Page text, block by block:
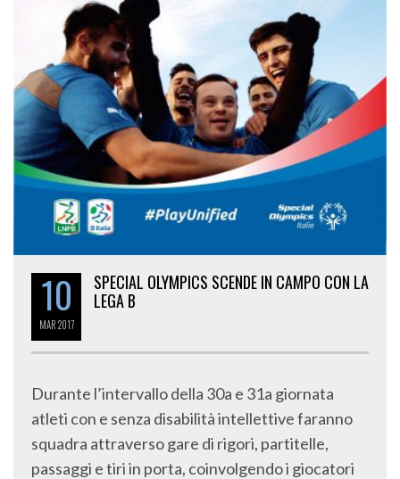
10
MAR2017
SPECIAL OLYMPICS SCENDE IN CAMPO CON LA
LEGA B
Durante l’intervallo della 30a e 31a giornata
atleti con e senza disabilità intellettive faranno
squadra attraverso gare di rigori, partitelle,
passaggi e tiri in porta, coinvolgendo i giocatori